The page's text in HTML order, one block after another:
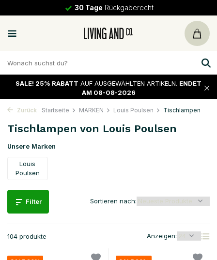
30 Tage Rückgaberecht
SALE! 25% RABATT AUF AUSGEWÄHLTEN ARTIKELN. ENDET
AM 08-08-2026
Zurück Startseite MARKEN Louis Poulsen Tischlampen
Tischlampen von Louis Poulsen
Unsere Marken
Louis
Poulsen
Filter
104 produkte Anzeigen:
Sortieren nach: